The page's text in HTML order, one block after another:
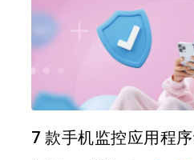
7 款手机监控应用程